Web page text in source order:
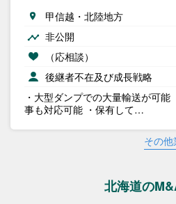
甲信越・北陸地方
非公開
（応相談）
後継者不在及び成長戦略
・大型ダンプでの大量輸送が可
事も対応可能 ・保有して…
その
北海道の